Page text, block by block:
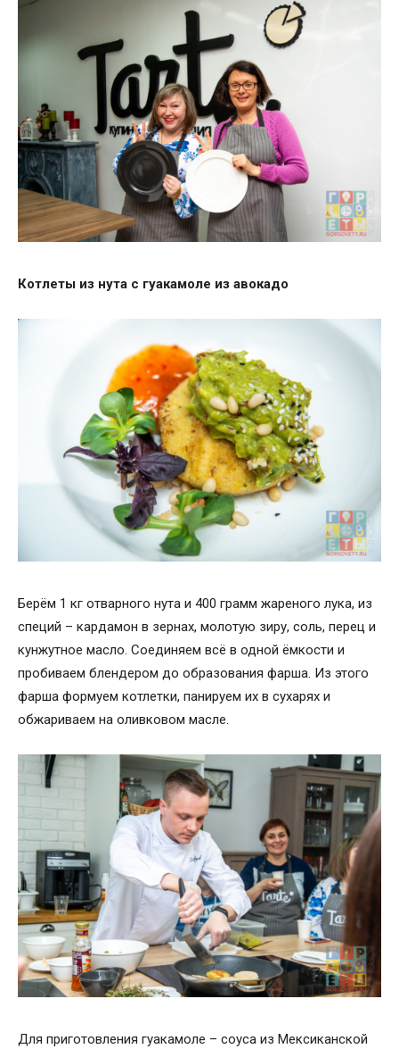
Котлеты из нута с гуакамоле из авокадо
Берём 1 кг отварного нута и 400 грамм жареного лука, из
специй – кардамон в зернах, молотую зиру, соль, перец и
кунжутное масло. Соединяем всё в одной ёмкости и
пробиваем блендером до образования фарша. Из этого
фарша формуем котлетки, панируем их в сухарях и
обжариваем на оливковом масле.
Для приготовления гуакамоле – соуса из Мексиканской